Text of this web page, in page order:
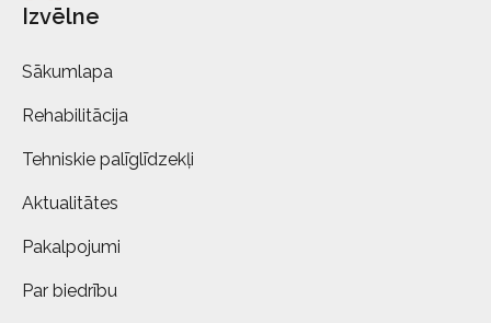
Izvēlne
Sākumlapa
Rehabilitācija
Tehniskie palīglīdzekļi
Aktualitātes
Pakalpojumi
Par biedrību